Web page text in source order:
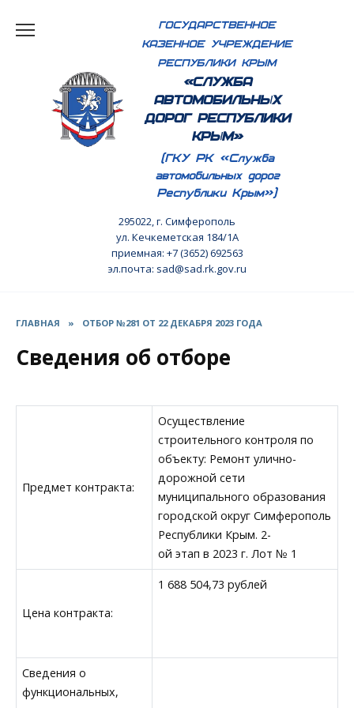
ГОСУДАРСТВЕННОЕ
КАЗЕННОЕ УЧРЕЖДЕНИЕ
РЕСПУБЛИКИ КРЫМ
«СЛУЖБА
АВТОМОБИЛЬНЫХ
ДОРОГ РЕСПУБЛИКИ
КРЫМ»
(ГКУ РК «Служба
автомобильных дорог
Республики Крым»)
295022, г. Симферополь
ул. Кечкеметская 184/1А
приемная: +7 (3652) 692563
эл.почта: sad@sad.rk.gov.ru
ГЛАВНАЯ » ОТБОР №281 ОТ 22 ДЕКАБРЯ 2023 ГОДА
Сведения об отборе
Предмет контракта:
Осуществление
строительного контроля по
объекту: Ремонт улично-
дорожной сети
муниципального образования
городской округ Симферополь
Республики Крым. 2-
ой этап в 2023 г. Лот № 1
Цена контракта:
1 688 504,73 рублей
Сведения о
функциональных,